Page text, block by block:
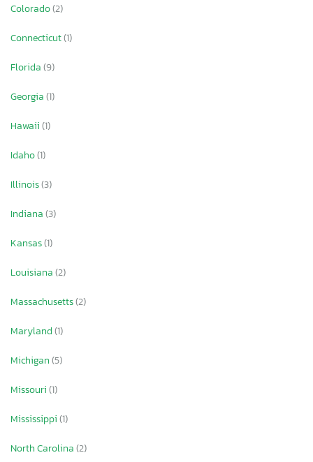
Colorado(2)
Connecticut(1)
Florida(9)
Georgia(1)
Hawaii(1)
Idaho(1)
Illinois(3)
Indiana(3)
Kansas(1)
Louisiana(2)
Massachusetts(2)
Maryland(1)
Michigan(5)
Missouri(1)
Mississippi(1)
North Carolina(2)